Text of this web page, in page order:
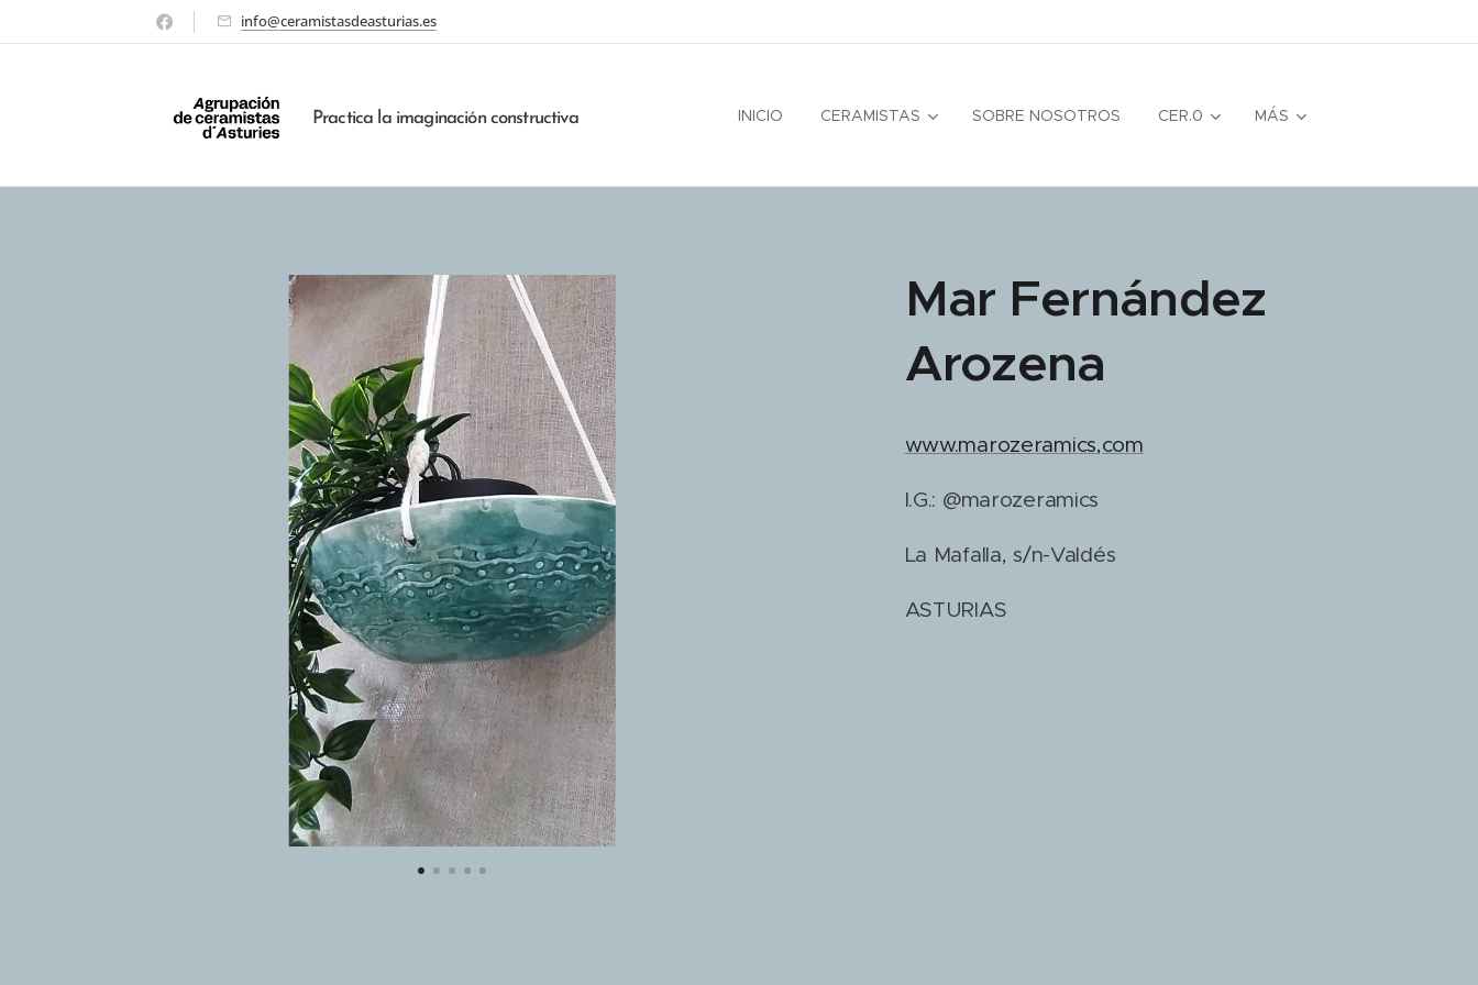
info@ceramistasdeasturias.es
Practica la imaginación constructiva INICIO CERAMISTAS SOBRE NOSOTROS CER.0 MÁS
Mar Fernández
Arozena
www.marozeramics,com
I.G.: @marozeramics
La Mafalla, s/n-Valdés
ASTURIAS